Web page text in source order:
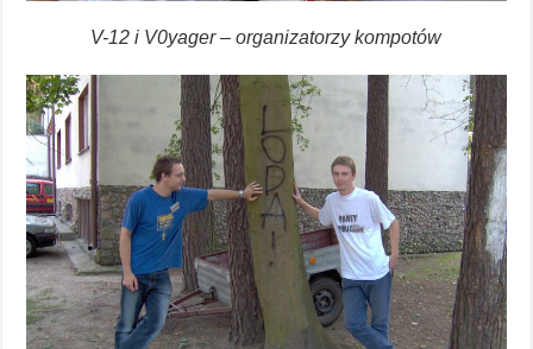
V-12 i V0yager – organizatorzy kompotów